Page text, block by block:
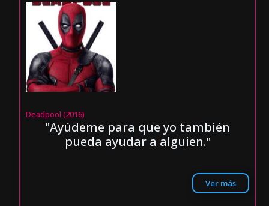
Deadpool (2016)
"Ayúdeme para que yo también
pueda ayudar a alguien."
Ver más